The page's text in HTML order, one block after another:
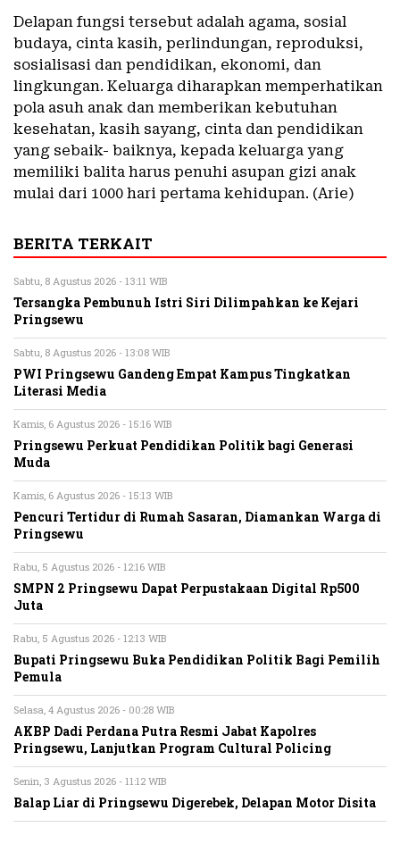
Delapan fungsi tersebut adalah agama, sosial
budaya, cinta kasih, perlindungan, reproduksi,
sosialisasi dan pendidikan, ekonomi, dan
lingkungan. Keluarga diharapkan memperhatikan
pola asuh anak dan memberikan kebutuhan
kesehatan, kasih sayang, cinta dan pendidikan
yang sebaik- baiknya, kepada keluarga yang
memiliki balita harus penuhi asupan gizi anak
mulai dari 1000 hari pertama kehidupan. (Arie)
BERITA TERKAIT
Sabtu, 8 Agustus 2026 - 13:11 WIB
Tersangka Pembunuh Istri Siri Dilimpahkan ke Kejari
Pringsewu
Sabtu, 8 Agustus 2026 - 13:08 WIB
PWI Pringsewu Gandeng Empat Kampus Tingkatkan
Literasi Media
Kamis, 6 Agustus 2026 - 15:16 WIB
Pringsewu Perkuat Pendidikan Politik bagi Generasi
Muda
Kamis, 6 Agustus 2026 - 15:13 WIB
Pencuri Tertidur di Rumah Sasaran, Diamankan Warga di
Pringsewu
Rabu, 5 Agustus 2026 - 12:16 WIB
SMPN 2 Pringsewu Dapat Perpustakaan Digital Rp500
Juta
Rabu, 5 Agustus 2026 - 12:13 WIB
Bupati Pringsewu Buka Pendidikan Politik Bagi Pemilih
Pemula
Selasa, 4 Agustus 2026 - 00:28 WIB
AKBP Dadi Perdana Putra Resmi Jabat Kapolres
Pringsewu, Lanjutkan Program Cultural Policing
Senin, 3 Agustus 2026 - 11:12 WIB
Balap Liar di Pringsewu Digerebek, Delapan Motor Disita